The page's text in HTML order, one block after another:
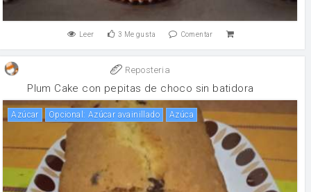
Leer 3 Me gusta Comentar
Reposteria
Plum Cake con pepitas de choco sin batidora
Azúcar Opcional: Azúcar avainillado Azúca